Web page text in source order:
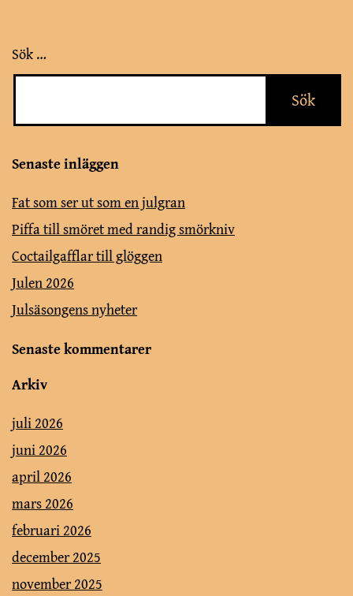
Sök …
Senaste inläggen
Fat som ser ut som en julgran
Piffa till smöret med randig smörkniv
Coctailgafflar till glöggen
Julen 2026
Julsäsongens nyheter
Senaste kommentarer
Arkiv
juli 2026
juni 2026
april 2026
mars 2026
februari 2026
december 2025
november 2025